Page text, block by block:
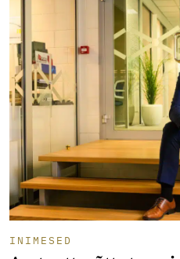
INIMESED